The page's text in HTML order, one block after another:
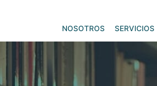
NOSOTROS SERVICIOS